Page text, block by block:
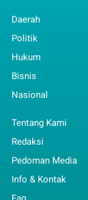
Daerah
Politik
Hukum
Bisnis
Nasional
Tentang Kami
Redaksi
Pedoman Media
Info & Kontak